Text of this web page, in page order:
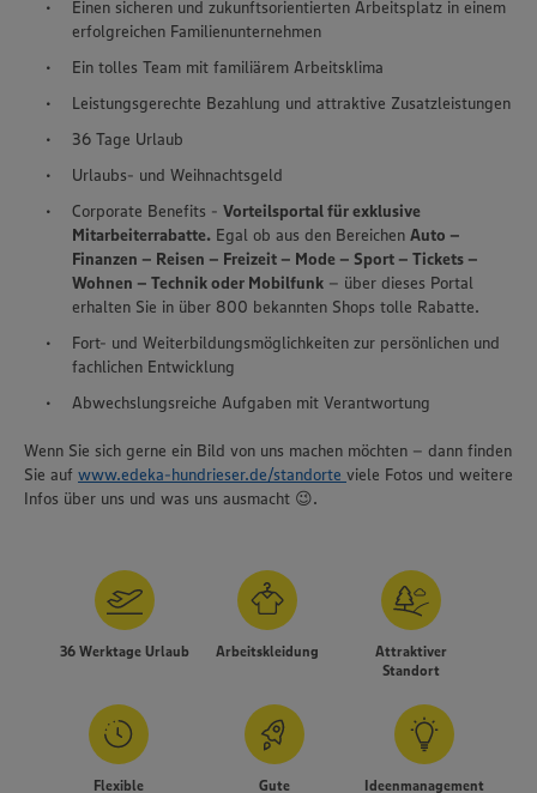
Einen sicheren und zukunftsorientierten Arbeitsplatz in einem
erfolgreichen Familienunternehmen
Ein tolles Team mit familiärem Arbeitsklima
Leistungsgerechte Bezahlung und attraktive Zusatzleistungen
36 Tage Urlaub
Urlaubs- und Weihnachtsgeld
Corporate Benefits - Vorteilsportal für exklusive
Mitarbeiterrabatte. Egal ob aus den Bereichen Auto –
Finanzen – Reisen – Freizeit – Mode – Sport – Tickets –
Wohnen – Technik oder Mobilfunk – über dieses Portal
erhalten Sie in über 800 bekannten Shops tolle Rabatte.
Fort- und Weiterbildungsmöglichkeiten zur persönlichen und
fachlichen Entwicklung
Abwechslungsreiche Aufgaben mit Verantwortung
Wenn Sie sich gerne ein Bild von uns machen möchten – dann finden
Sie auf www.edeka-hundrieser.de/standorte viele Fotos und weitere
Infos über uns und was uns ausmacht 😉.
36 Werktage Urlaub Arbeitskleidung
Attraktiver
Standort
Flexible Gute Ideenmanagement